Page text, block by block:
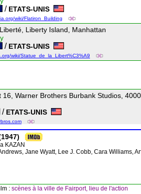
/ ETATS-UNIS
wiki/Flatiron_Building
Liberty Island, Manhattan
/ ETATS-UNIS
wiki/Statue_de_la_Libert%C3%A9
16, Warner Brothers Burbank Studios,
/ ETATS-UNIS
KAZAN
Jane Wyatt, Lee J. Cobb, Cara Williams,
: scènes à la ville de Fairport, lieu de l'action